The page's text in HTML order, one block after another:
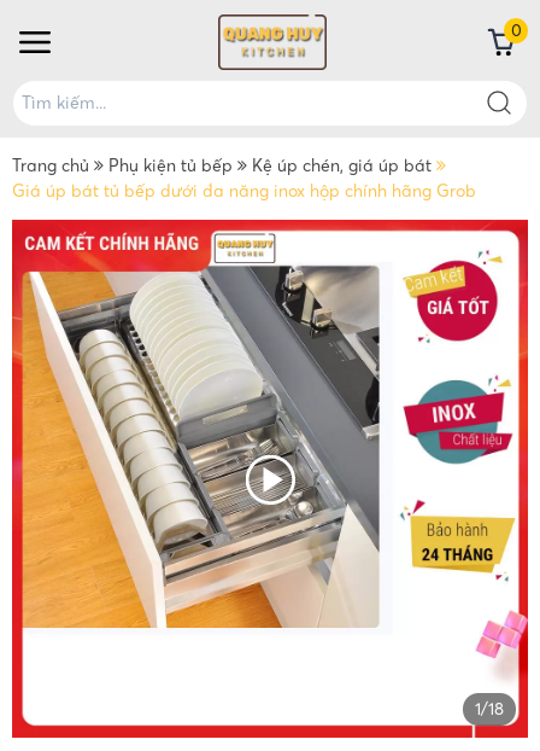
0
Trang chủ Phụ kiện tủ bếp
Kệ úp chén, giá úp bát
Giá úp bát tủ bếp dưới đa năng inox hộp chính hãng Grob
1/18